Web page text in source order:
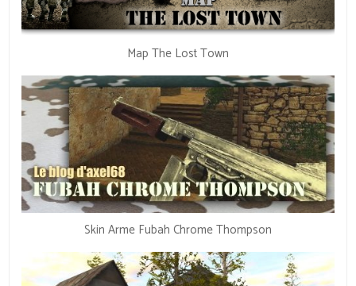
Map The Lost Town
Skin Arme Fubah Chrome Thompson